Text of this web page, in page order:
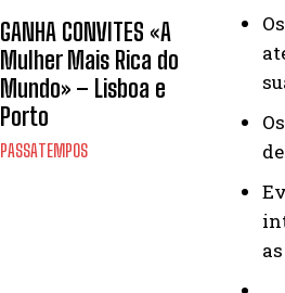
GANHA CONVITES «A
Mulher Mais Rica do
Mundo» – Lisboa e
Porto
PASSATEMPOS